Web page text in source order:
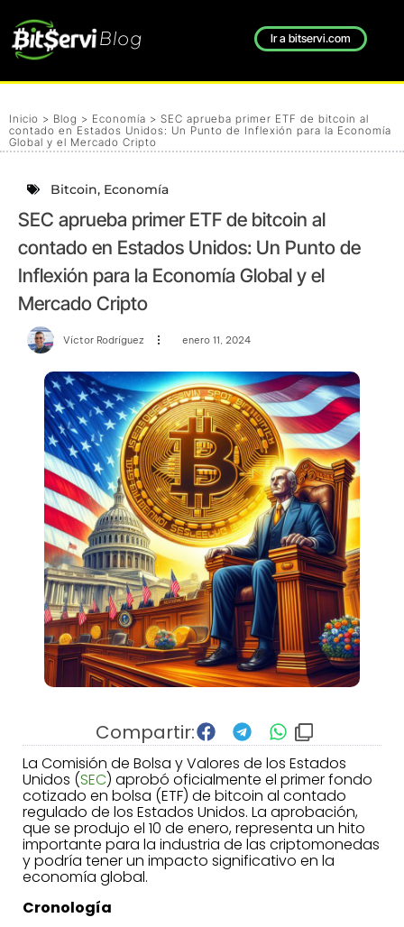
Blog Ir a bitservi.com
Inicio > Blog > Economía > SEC aprueba primer ETF de bitcoin al
contado en Estados Unidos: Un Punto de Inflexión para la Economía
Global y el Mercado Cripto
Bitcoin, Economía
SEC aprueba primer ETF de bitcoin al
contado en Estados Unidos: Un Punto de
Inflexión para la Economía Global y el
Mercado Cripto
Víctor Rodríguez enero 11, 2024
Compartir:
La Comisión de Bolsa y Valores de los Estados
Unidos (SEC) aprobó oficialmente el primer fondo
cotizado en bolsa (ETF) de bitcoin al contado
regulado de los Estados Unidos. La aprobación,
que se produjo el 10 de enero, representa un hito
importante para la industria de las criptomonedas
y podría tener un impacto significativo en la
economía global.
Cronología